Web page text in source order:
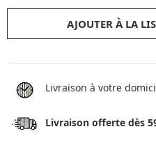
AJOUTER À LA
Livraison à votre
Livraison offerte dès